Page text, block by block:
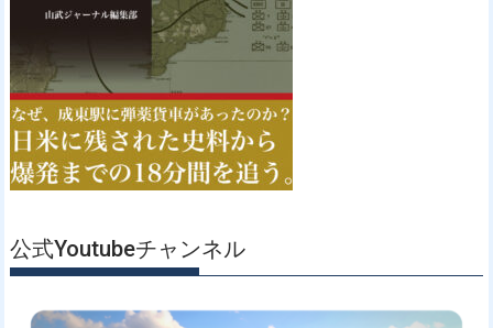
公式Youtubeチャンネル